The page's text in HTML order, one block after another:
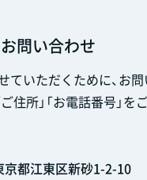
問い合わせ
ていただくために、お
ご住所」「お電話番号」
京都江東区新砂1-2-10